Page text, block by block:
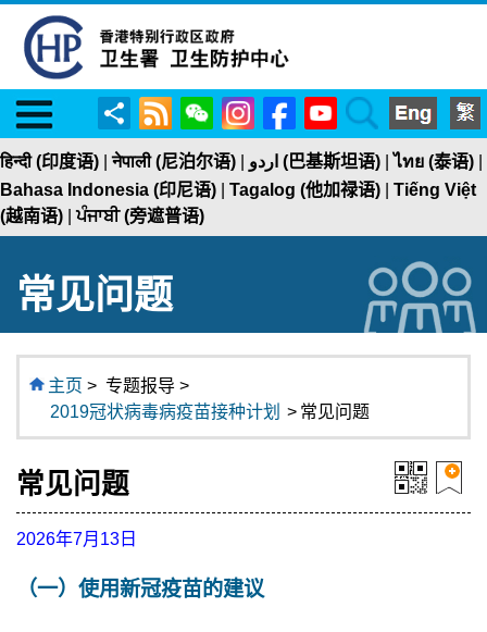
Menu
分
享
RSS WeChatInstagramFacebookYouTubeSearch
हिन्दी (印度语) |नेपाली (尼泊尔语) اردو (巴基斯坦语) |ไทย (泰语)
Bahasa Indonesia (印尼语)
Tagalog (他加禄语)
Tiếng Việt
(越南语) |ਪੰਜਾਬੀ (旁遮普语)
常见问题
主页 > 专题报导 >
2019冠状病毒病疫苗接种计划 > 常见问题
常见问题
2026年7月13日
（一）使用新冠疫苗的建议